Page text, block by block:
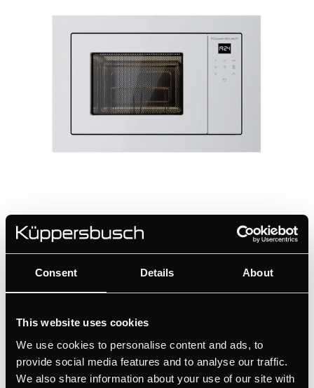
Consent Details About
This website uses cookies
We use cookies to personalise content and ads, to
provide social media features and to analyse our traffic.
We also share information about your use of our site with
M6120.0W
Compacte magnetron met 3 functies en grill -
Alle informatie in één oogopslag dankzij het
Ondersteuning voor de juiste instelling met
automatische programma's